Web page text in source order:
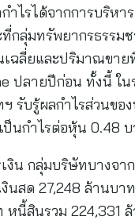
ำไรได้จากการบริหา
กลุ่มทรัพยากรธรรม
ฉลี่ยและปริมาณขาย
ปลายปีก่อน ทั้งนี้ ใน
รับรู้ผลกำไรส่วนขอ
นกำไรต่อหุ้น 0.48
งิน กลุ่มบริษัทบางจา
งินสด 27,248 ล้านบ
หนี้สินรวม 224,331